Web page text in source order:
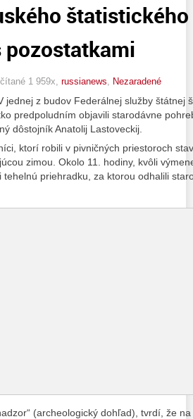
pozostatkami
1 959x, russianews Nezaradené
jednej z budov Federálnej služby štátnej
predpoludním objavili starodávne
dôstojník Anatolij Lastoveckij.
ktorí robili v pivničných priestoroch
zimou. Okolo 11. hodiny, kvôli
tehelnú priehradku, za ktorou odhalili
(archeologický dohľad), tvrdí, že